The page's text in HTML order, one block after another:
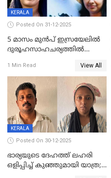
KERALA
Posted On 31-12-2025
5 മാസം മുൻപ് ഇസ്രയേലിൽ
ദുരൂഹസാഹചര്യത്തിൽ
മലയാളി യുവാവിന്റെ ഭാര്യയും
മരിച്ചു
1 Min Read View All
KERALA
Posted On 30-12-2025
ഭാര്യയുടെ ദേഹത്ത് ലഹരി
ഒളിപ്പിച്ച് കുഞ്ഞുമായി യാത്ര;